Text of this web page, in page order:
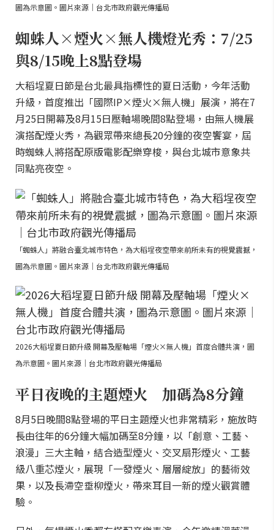
圖為示意圖。圖片來源｜台北市政府觀光傳播局
蜘蛛人×煙火×無人機燈光秀：7/25
與8/15晚上8點登場
大稻埕夏日節是台北最具指標性的夏日活動，今年活動
升級，首度推出「國際IP×煙火×無人機」展演，將在7
月25日開幕及8月15日壓軸場晚間8點登場，由無人機展
演搭配煙火秀，為觀眾帶來總長20分鐘的夜空饗宴，屆
時蜘蛛人將搭配原版電影配樂穿梭，與台北城市意象共
同點亮夜空。
「蜘蛛人」將融合臺北城市特色，為大稻埕夜空帶來前所未有的視覺震撼，
圖為示意圖。圖片來源｜台北市政府觀光傳播局
2026大稻埕夏日節升級 開幕及壓軸場「煙火×無人機」首度合體共演，圖
為示意圖。圖片來源｜台北市政府觀光傳播局
平日夜晚的主題煙火 加碼為8分鐘
8月5日晚間8點登場的平日主題煙火也非常精彩，施放時
長由往年的6分鐘大幅加碼至8分鐘，以「創意、工藝、
浪漫」三大主軸，結合造型煙火、交叉扇形煙火、工藝
級八重芯煙火，展現「一發煙火、層層綻放」的藝術效
果，以及長滯空垂柳煙火，帶來耳目一新的煙火觀賞體
驗。